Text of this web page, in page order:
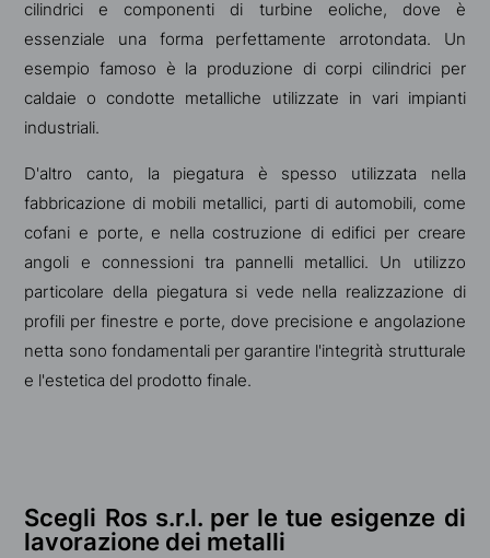
cilindrici e componenti di turbine eoliche, dove è
essenziale una forma perfettamente arrotondata. Un
esempio famoso è la produzione di corpi cilindrici per
caldaie o condotte metalliche utilizzate in vari impianti
industriali.
D'altro canto, la piegatura è spesso utilizzata nella
fabbricazione di mobili metallici, parti di automobili, come
cofani e porte, e nella costruzione di edifici per creare
angoli e connessioni tra pannelli metallici. Un utilizzo
particolare della piegatura si vede nella realizzazione di
profili per finestre e porte, dove precisione e angolazione
netta sono fondamentali per garantire l'integrità strutturale
e l'estetica del prodotto finale.
Scegli Ros s.r.l. per le tue esigenze di
lavorazione dei metalli